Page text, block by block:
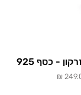
- כסף 925